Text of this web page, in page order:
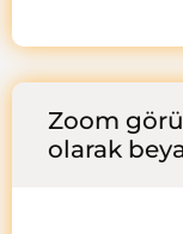
Zoom
olarak